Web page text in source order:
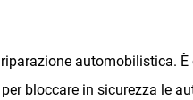
automobilistica.
bloccare in sicurezza le